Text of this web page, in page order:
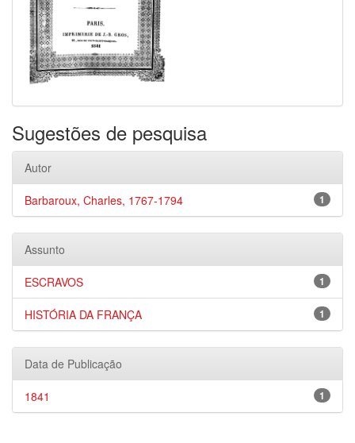
Sugestões de pesquisa
Autor
1
Barbaroux, Charles, 1767-1794
Assunto
1
ESCRAVOS
1
HISTÓRIA DA FRANÇA
Data de Publicação
1
1841